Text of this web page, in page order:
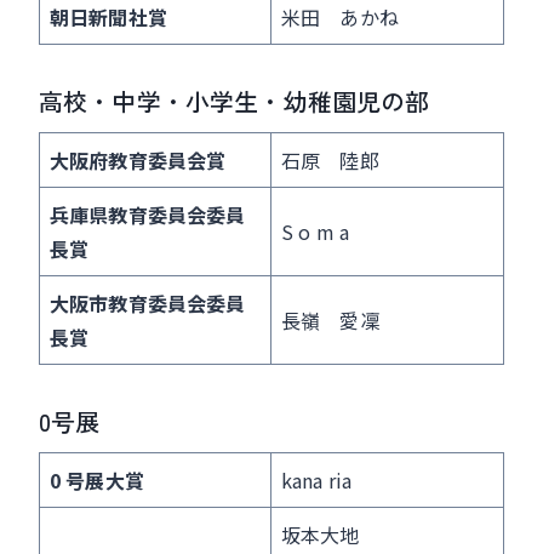
朝日新聞社賞
米田 あかね
高校・中学・小学生・幼稚園児の部
大阪府教育委員会賞
石原 陸郎
兵庫県教育委員会委員
長賞
S o m a
大阪市教育委員会委員
長賞
長嶺 愛凜
0号展
0 号展大賞 kana ria
坂本大地